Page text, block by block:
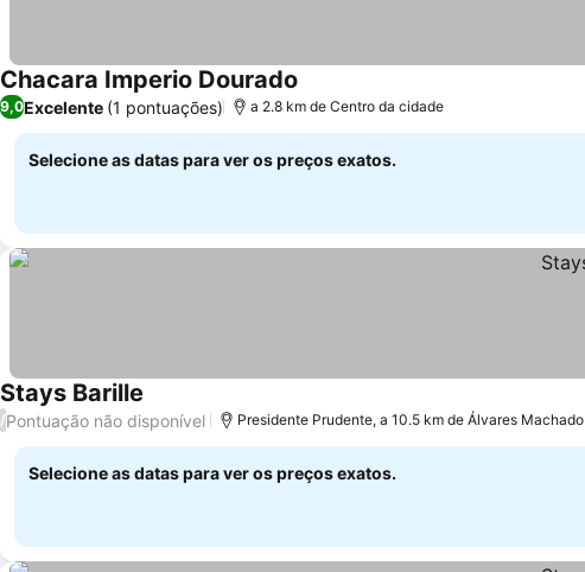
Chacara Imperio Dourado
9,0Excelente (1 pontuações) a 2.8 km de Centro da cidade
Selecione as datas para ver os preços exatos.
Stays Barille Ver preços
/Pontuação não disponível Presidente Prudente, a 10.5 km de Álvares Machado
Selecione as datas para ver os preços exatos.